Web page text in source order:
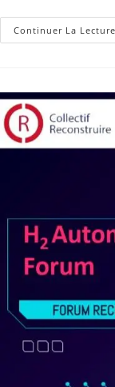
Continuer La Lecture